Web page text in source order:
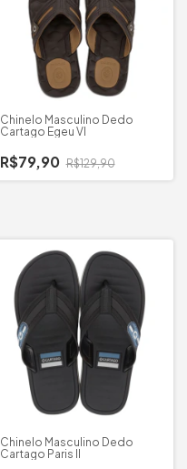
Chinelo Masculino Dedo
Cartago Egeu VI
R$79,90 R$129,90
Chinelo Masculino Dedo
Cartago Paris II